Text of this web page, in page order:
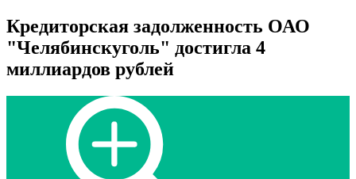
Кредиторская задолженность ОАО
"Челябинскуголь" достигла 4
миллиардов рублей